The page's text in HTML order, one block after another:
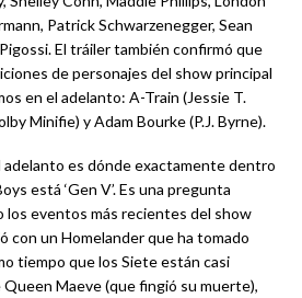
Patrick Schwarzenegger, Sean
El tráiler también confirmó que
de personajes del show principal
en el adelanto: A-Train (Jessie T.
Minifie) y Adam Bourke (P.J. Byrne).
adelanto es dónde exactamente dentro
está ‘Gen V’. Es una pregunta
eventos más recientes del show
con un Homelander que ha tomado
tiempo que los Siete están casi
Queen Maeve (que fingió su muerte),